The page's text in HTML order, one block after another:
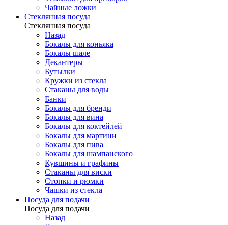
Чайные ложки
Стеклянная посуда
Стеклянная посуда
Назад
Бокалы для коньяка
Бокалы шале
Декантеры
Бутылки
Кружки из стекла
Стаканы для воды
Банки
Бокалы для бренди
Бокалы для вина
Бокалы для коктейлей
Бокалы для мартини
Бокалы для пива
Бокалы для шампанского
Кувшины и графины
Стаканы для виски
Стопки и рюмки
Чашки из стекла
Посуда для подачи
Посуда для подачи
Назад